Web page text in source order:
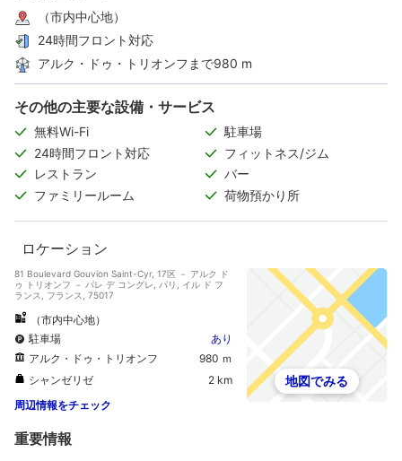
（市内中心地）
24時間フロント対応
アルク・ドゥ・トリオンフまで980 m
その他の主要な設備・サービス
無料Wi-Fi
駐車場
24時間フロント対応
フィットネス/ジム
レストラン
バー
ファミリールーム
荷物預かり所
ロケーション
81 Boulevard Gouvion Saint-Cyr, 17区 － アルク ド
ゥ トリオンフ － パレ デ コングレ, パリ, イル ド フ
ランス, フランス, 75017
（市内中心地）
駐車場
あり
アルク・ドゥ・トリオンフ
980 ｍ
シャンゼリゼ
2 km
周辺情報をチェック
地図でみる
重要情報